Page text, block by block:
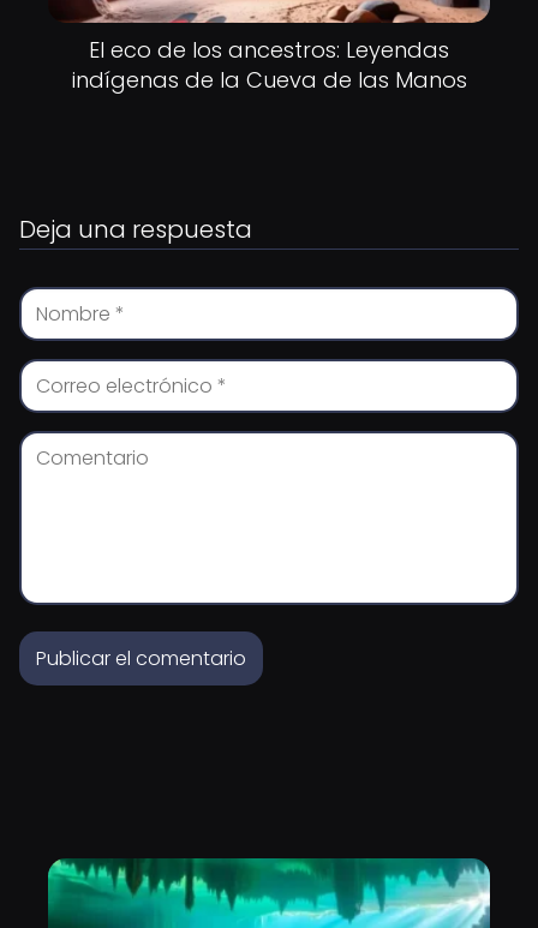
El eco de los ancestros: Leyendas
indígenas de la Cueva de las Manos
Deja una respuesta